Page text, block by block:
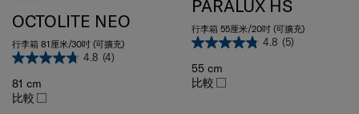
OCTOLITE NEO
行李箱 81厘米/30吋 (可擴充)
4.8 (4)
81 cm
比較
行李箱 55厘米/20吋 (可擴充)
4.8 (5)
55 cm
比較